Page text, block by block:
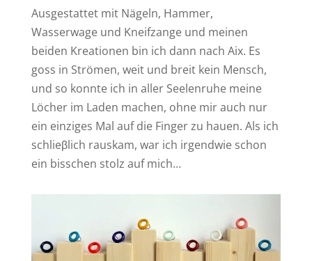
Ausgestattet mit Nägeln, Hammer,
Wasserwage und Kneifzange und meinen
beiden Kreationen bin ich dann nach Aix. Es
goss in Strömen, weit und breit kein Mensch,
und so konnte ich in aller Seelenruhe meine
Löcher im Laden machen, ohne mir auch nur
ein einziges Mal auf die Finger zu hauen. Als ich
schlieβlich rauskam, war ich irgendwie schon
ein bisschen stolz auf mich…